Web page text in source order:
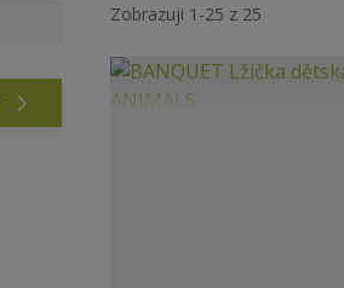
Zobrazuji 1-25 z 25